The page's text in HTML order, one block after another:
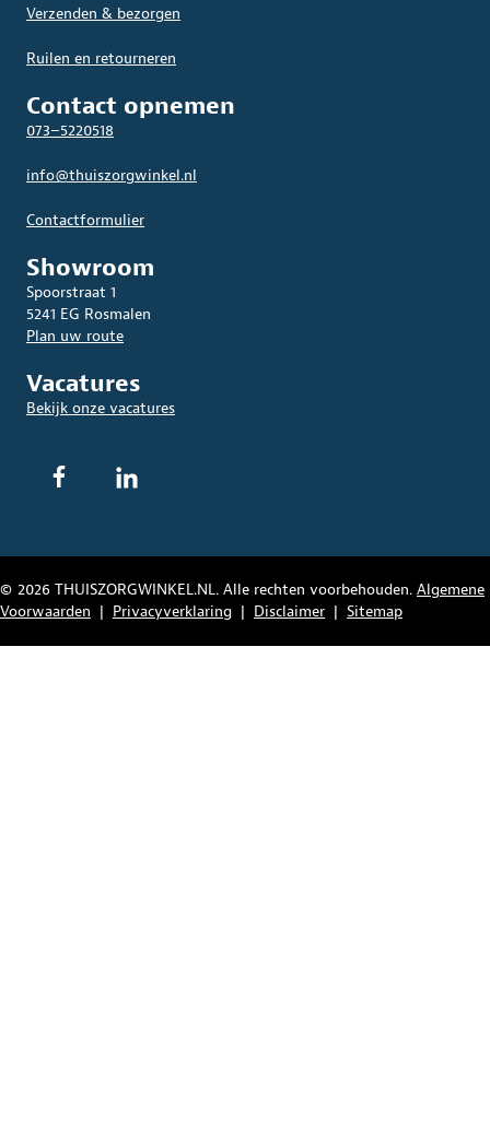
Verzenden & bezorgen
Ruilen en retourneren
Contact opnemen
073–5220518
info@thuiszorgwinkel.nl
Contactformulier
Showroom
Spoorstraat 1
5241 EG Rosmalen
Plan uw route
Vacatures
Bekijk onze vacatures
© 2026 THUISZORGWINKEL.NL. Alle rechten voorbehouden. Algemene
Voorwaarden | Privacyverklaring | Disclaimer | Sitemap